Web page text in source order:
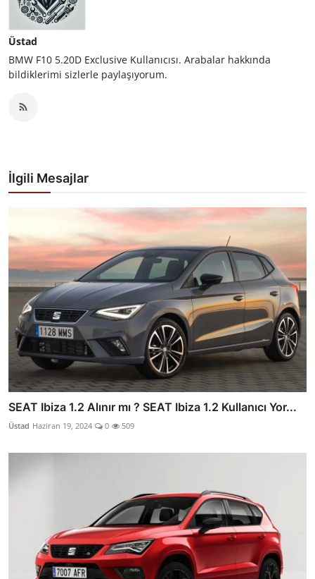
Üstad
BMW F10 5.20D Exclusive Kullanıcısı. Arabalar hakkında
bildiklerimi sizlerle paylaşıyorum.
İlgili Mesajlar
SEAT Ibiza 1.2 Alınır mı ? SEAT Ibiza 1.2 Kullanıcı Yor...
Üstad Haziran 19, 2024 0 509